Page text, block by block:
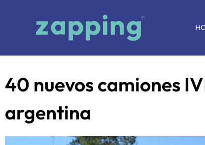
40 nuevos camiones
argentina